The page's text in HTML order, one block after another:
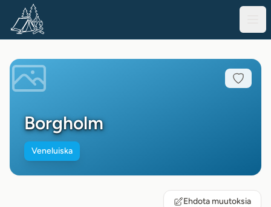
Borgholm
Veneluiska
Ehdota muutoksia